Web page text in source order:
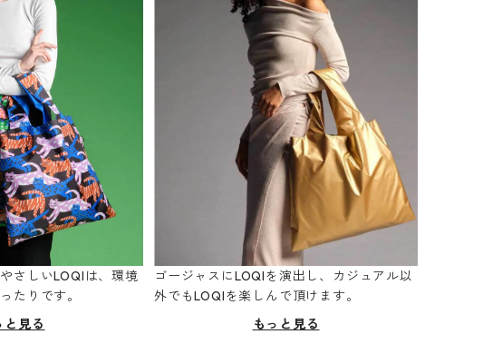
さしいLOQIは、環境
たりです。
と見る
ゴージャスにLOQIを演出し、カジュアル以
外でもLOQIを楽しんで頂けます。
もっと見る